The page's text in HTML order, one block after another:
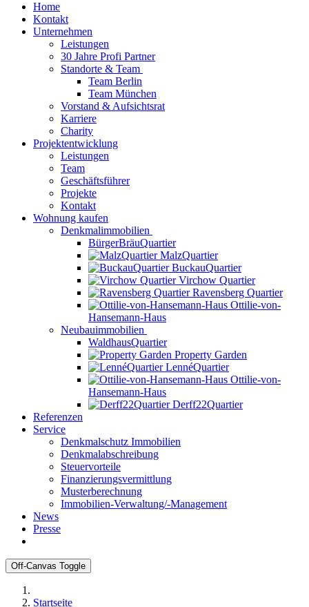
Home
Kontakt
Unternehmen
Leistungen
30 Jahre Profi Partner
Standorte & Team
Team Berlin
Team München
Vorstand & Aufsichtsrat
Karriere
Charity
Projektentwicklung
Leistungen
Team
Geschäftsführer
Projekte
Kontakt
Wohnung kaufen
Denkmalimmobilien
BürgerBräuQuartier
MalzQuartier
BuckauQuartier
Virchow Quartier
Ravensberg Quartier
Ottilie-von-
Hansemann-Haus
Neubauimmobilien
WaldhausQuartier
Property Garden
LennéQuartier
Ottilie-von-
Hansemann-Haus
Derff22Quartier
Referenzen
Service
Denkmalschutz Immobilien
Denkmalabschreibung
Steuervorteile
Finanzierungsvermittlung
Musterberechnung
Immobilien-Verwaltung/-Management
News
Presse
Off-Canvas Toggle
Startseite